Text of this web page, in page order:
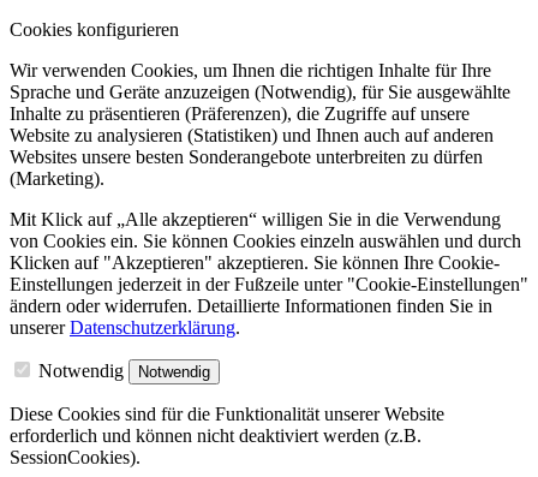
Cookies konfigurieren
Wir verwenden Cookies, um Ihnen die richtigen Inhalte für Ihre
Sprache und Geräte anzuzeigen (Notwendig), für Sie ausgewählte
Inhalte zu präsentieren (Präferenzen), die Zugriffe auf unsere
Website zu analysieren (Statistiken) und Ihnen auch auf anderen
Websites unsere besten Sonderangebote unterbreiten zu dürfen
(Marketing).
Mit Klick auf „Alle akzeptieren“ willigen Sie in die Verwendung
von Cookies ein. Sie können Cookies einzeln auswählen und durch
Klicken auf "Akzeptieren" akzeptieren. Sie können Ihre Cookie-
Einstellungen jederzeit in der Fußzeile unter "Cookie-Einstellungen"
ändern oder widerrufen. Detaillierte Informationen finden Sie in
unsererDatenschutzerklärung.
Notwendig Notwendig
Diese Cookies sind für die Funktionalität unserer Website
erforderlich und können nicht deaktiviert werden (z.B.
SessionCookies).